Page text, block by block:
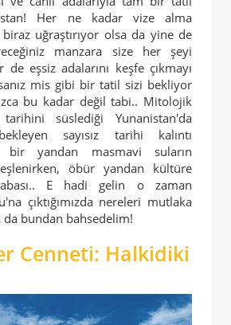
Her ne kadar vize alma
uğraştırıyor olsa da yine de
manzara size her şeyi
eşsiz adalarını keşfe çıkmayı
mis gibi bir tatil sizi bekliyor
bu kadar değil tabi.. Mitolojik
tarihini süslediği Yunanistan'da
sayısız tarihi kalıntı
bir yandan masmavi suların
öbür yandan kültüre
E hadi gelin o zaman
çıktığımızda nereleri mutlaka
bundan bahsedelim!
Cenneti: Halkidiki